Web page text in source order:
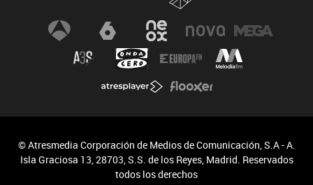
© Atresmedia Corporación de Medios de Comunicación, S.A - A.
Isla Graciosa 13, 28703, S.S. de los Reyes, Madrid. Reservados
todos los derechos